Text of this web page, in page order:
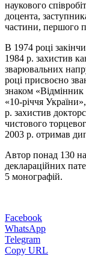
наукового
доцента,
частини, першого
В 1974 році
1984 р. захистив
зварювальних
році присвоєно
знаком
«10-річчя
р. захистив
чистового
2003 р. отримав
Автор понад 130
деклараційних
5 монографій.
Facebook
WhatsApp
Telegram
Copy URL